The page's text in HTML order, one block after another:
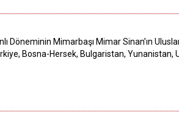
Mimarbaşı Mimar Sinan’ın
Bosna-Hersek, Bulgaristan, Yunanistan,